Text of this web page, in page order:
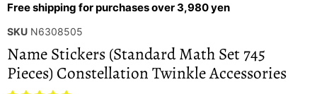
Free shipping for purchases over 3,980 yen
SKU N6308505
Name Stickers (Standard Math Set 745
Pieces) Constellation Twinkle Accessories